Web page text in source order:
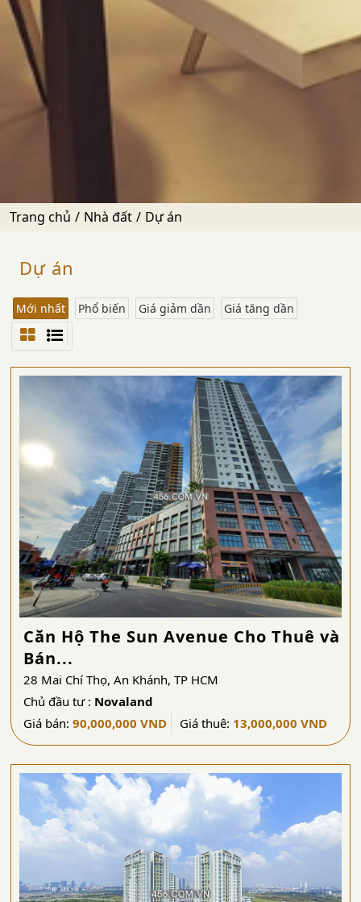
Trang chủ Nhà đất Dự án
Dự án
Mới nhất Phổ biến Giá giảm dần Giá tăng dần
Căn Hộ The Sun Avenue Cho Thuê và
Bán...
28 Mai Chí Thọ, An Khánh, TP HCM
Chủ đầu tư : Novaland
Giá bán: 90,000,000 VND Giá thuê: 13,000,000 VND